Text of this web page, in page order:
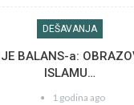
DEŠAVANJA
BALANS-a:
ISLAMU…
1 godina ago